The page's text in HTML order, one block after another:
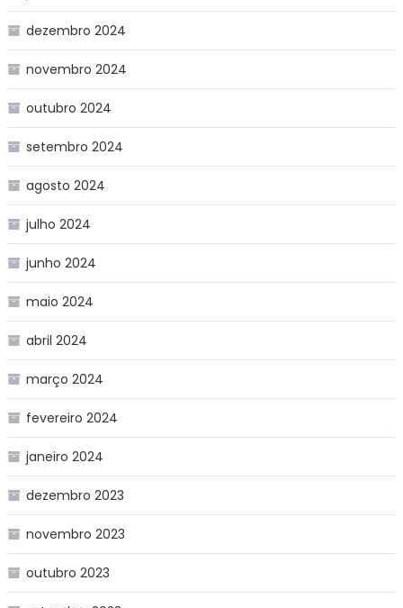
dezembro 2024
novembro 2024
outubro 2024
setembro 2024
agosto 2024
julho 2024
junho 2024
maio 2024
abril 2024
março 2024
fevereiro 2024
janeiro 2024
dezembro 2023
novembro 2023
outubro 2023